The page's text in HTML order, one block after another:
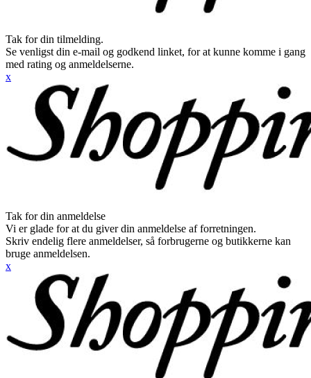
Tak for din tilmelding.
Se venligst din e-mail og godkend linket, for at kunne komme i gang
med rating og anmeldelserne.
x
Tak for din anmeldelse
Vi er glade for at du giver din anmeldelse af forretningen.
Skriv endelig flere anmeldelser, så forbrugerne og butikkerne kan
bruge anmeldelsen.
x